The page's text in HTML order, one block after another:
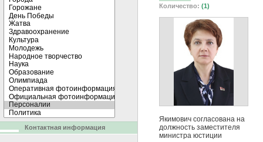
Количество: (1)
Якимович согласована на
должность заместителя
министра юстиции
Контактная информация